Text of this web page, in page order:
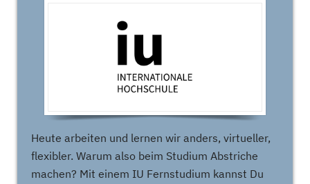
Heute arbeiten und lernen wir anders, virtueller,
flexibler. Warum also beim Studium Abstriche
machen? Mit einem IU Fernstudium kannst Du